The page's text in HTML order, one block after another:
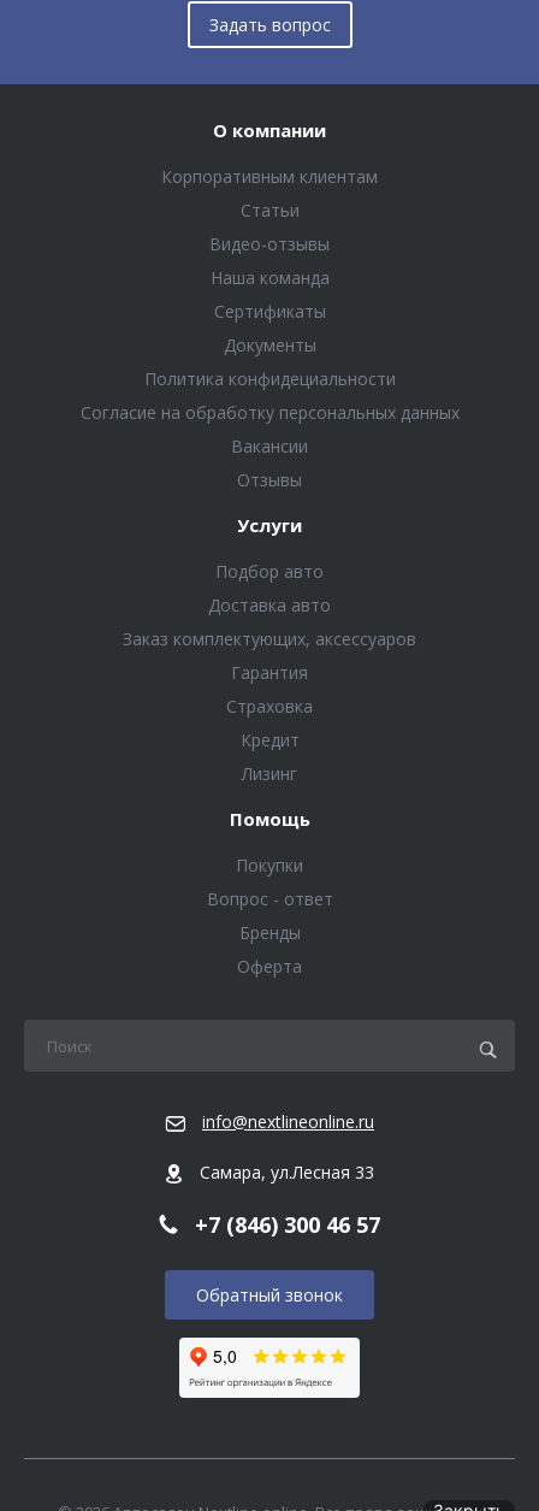
Задать вопрос
О компании
Корпоративным клиентам
Статьи
Видео-отзывы
Наша команда
Сертификаты
Документы
Политика конфидециальности
Согласие на обработку персональных данных
Вакансии
Отзывы
Услуги
Подбор авто
Доставка авто
Заказ комплектующих, аксессуаров
Гарантия
Страховка
Кредит
Лизинг
Помощь
Покупки
Вопрос - ответ
Бренды
Оферта
info@nextlineonline.ru
Самара, ул.Лесная 33
+7 (846) 300 46 57
Обратный звонок